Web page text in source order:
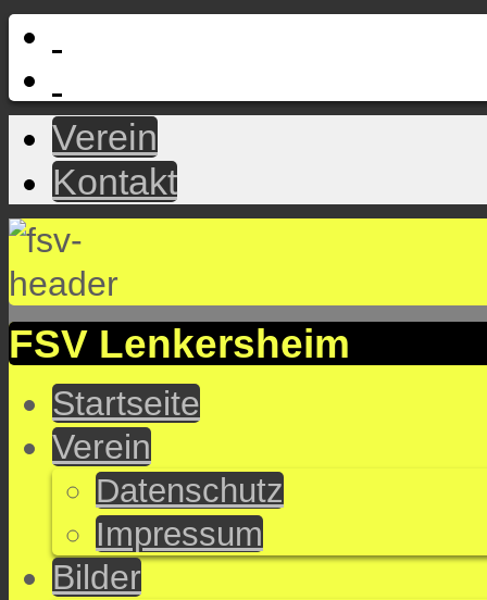
Verein
Kontakt
FSV Lenkersheim
Startseite
Verein
Datenschutz
Impressum
Bilder